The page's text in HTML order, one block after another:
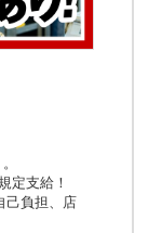
定支給！
己負担、店